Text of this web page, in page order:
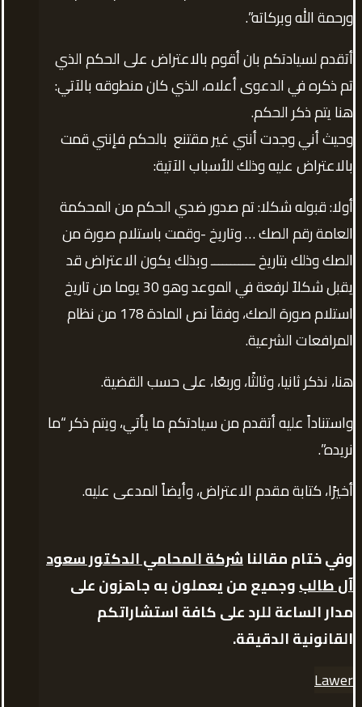
ورحمة الله وبركاته”.
أتقدم لسيادتكم بان أقوم بالاعتراض على الحكم الذي
تم ذكره في الدعوى أعلاه، الذي كان منطوقه بالآتي:
هنا يتم ذكر الحكم.
وحيث أني وجدت أنني غير مقتنع بالحكم فإنني قمت
بالاعتراض عليه وذلك للأسباب الآتية:
أولا: قبوله شكلا: تم صدور ضدي الحكم من المحكمة
العامة رقم الصك … وتاريخ -وقمت باستلام صورة من
الصك وذلك بتاريخ ـــــــــــ وبذلك يكون الاعتراض قد
يقبل شكلاً لرفعة في الموعد وهو 30 يوما من تاريخ
استلام صورة الصك، وفقاً نص المادة 178 من نظام
المرافعات الشرعية.
هنا، نذكر ثانيا، وثالثًا، وربعًا، على حسب القضية.
واستناداً عليه أتقدم من سيادتكم ما يأتي، ويتم ذكر “ما
نريده”.
أخيرًا، كتابة مقدم الاعتراض، وأيضاً المدعى عليه.
وفي ختام مقالناشركة المحامي الدكتور سعود
آل طالبوجميع من يعملون به جاهزون على
مدار الساعة للرد على كافة استشاراتكم
القانونية الدقيقة.
Lawer